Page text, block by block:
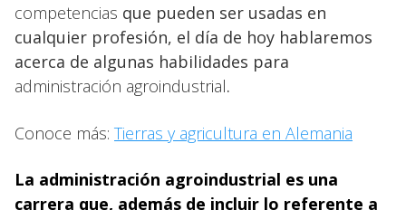
competencias que pueden ser usadas en
cualquier profesión, el día de hoy hablaremos
acerca de algunas habilidades para
administración agroindustrial.
Conoce más: Tierras y agricultura en Alemania
La administración agroindustrial es una
carrera que, además de incluir lo referente a